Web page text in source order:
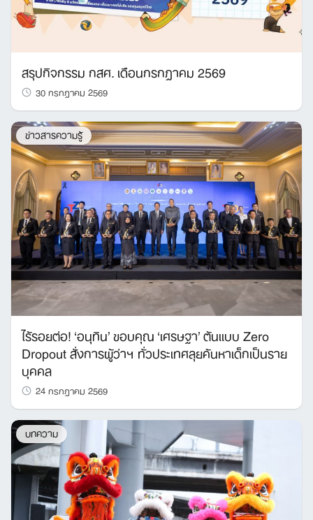
สรุปกิจกรรม กสศ. เดือนกรกฎาคม 2569
30 กรกฎาคม 2569
ข่าวสารความรู้
ไร้รอยต่อ! ‘อนุทิน’ ขอบคุณ ‘เศรษฐา’ ต้นแบบ Zero
Dropout สั่งการผู้ว่าฯ ทั่วประเทศลุยค้นหาเด็กเป็นราย
บุคคล
24 กรกฎาคม 2569
บทความ